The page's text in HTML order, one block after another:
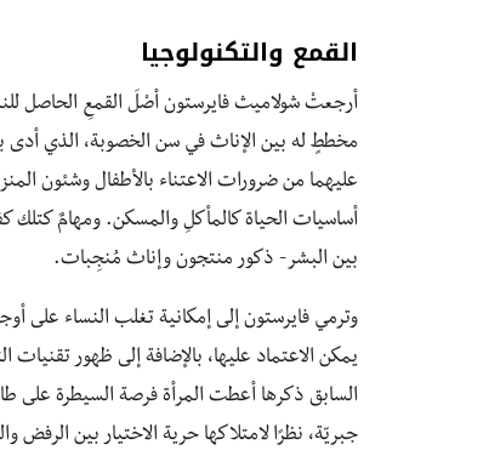
القمع والتكنولوجيا
أرجعتْ شولاميث فايرستون أصْلَ القمعِ الحاصل
مخططٍ له بين الإناث في سن الخصوبة، الذي أدى
عليهما من ضرورات الاعتناء بالأطفال وشئون
أساسيات الحياة كالمأكلِ والمسكن. ومهامٌ كتلك
بين البشر- ذكور منتجون وإناث مُنجِبات.
وترمي فايرستون إلى إمكانية تغلب النساء على
يمكن الاعتماد عليها، بالإضافة إلى ظهور
السابق ذكرها أعطت المرأة فرصة السيطرة على
جبريّة، نظرًا لامتلاكها حرية الاختيار بين الرفض